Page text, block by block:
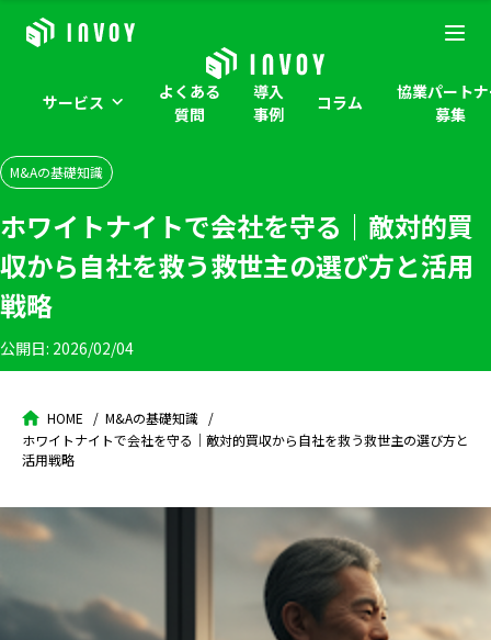
サービス
よくある
質問
導入
事例
コラム
協業パート
募集
M&Aの基礎知識
ホワイトナイトで会社を守る｜敵対的買
収から自社を救う救世主の選び方と活用
戦略
公開日: 2026/02/04
HOME
M&Aの基礎知識
ホワイトナイトで会社を守る｜敵対的買収から自社を救う救世主の選び方と
活用戦略